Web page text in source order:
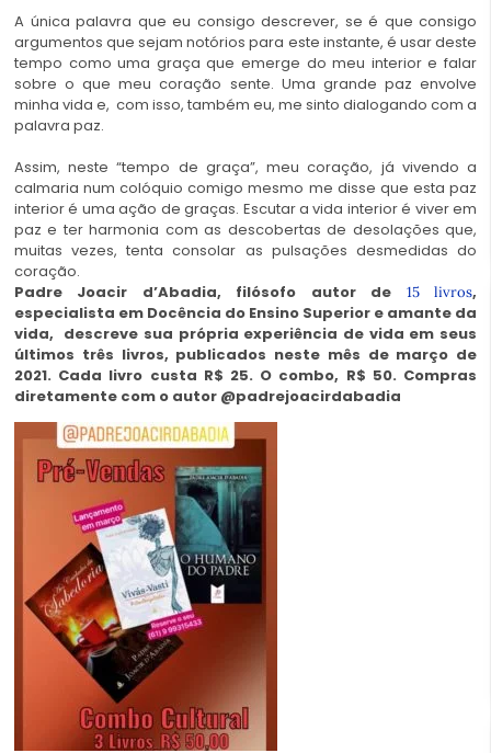
A única palavra que eu consigo descrever, se é que consigo
argumentos que sejam notórios para este instante, é usar deste
tempo como uma graça que emerge do meu interior e falar
sobre o que meu coração sente. Uma grande paz envolve
minha vida e, com isso, também eu, me sinto dialogando com a
palavra paz.
Assim, neste “tempo de graça”, meu coração, já vivendo a
calmaria num colóquio comigo mesmo me disse que esta paz
interior é uma ação de graças. Escutar a vida interior é viver em
paz e ter harmonia com as descobertas de desolações que,
muitas vezes, tenta consolar as pulsações desmedidas do
coração.
Padre Joacir d’Abadia, filósofo autor de 15 livros,
especialista em Docência do Ensino Superior e amante da
vida, descreve sua própria experiência de vida em seus
últimos três livros, publicados neste mês de março de
2021. Cada livro custa R$ 25. O combo, R$ 50. Compras
diretamente com o autor @padrejoacirdabadia